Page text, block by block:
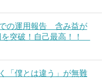
の運用報告 含み益が
を突破！自己最高！！
「僕とは違う」が無難